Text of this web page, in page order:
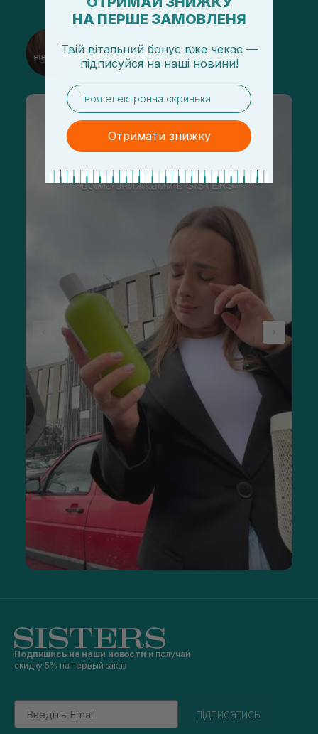
Подписаться
Подпишись на наши новости и получай
скидку 5% на первый заказ
Email
підписатись
НА ПЕРШЕ ЗАМОВЛЕНЯ
Твій вітальний бонус вже чекає —
підписуйся на наші новини!
email
Отримати знижку